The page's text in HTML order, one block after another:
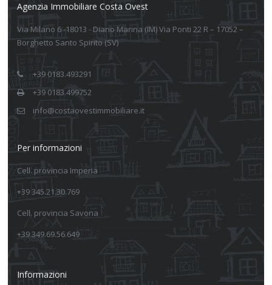
Agenzia Immobiliare Costa Ovest
Via Milano 6 -18013 - Diano Marina (IM) Via Ponti 22 R – 17052 –
Borghetto Santo Spirito (SV)
+39 0183.493291
+39 0183.499752
info@costaovestimmobiliare.it
Per informazioni
Cell. provincia Imperia
+39 345.21.30.769
Cell. provincia Savona
+39 349.69.56.649
Informazioni